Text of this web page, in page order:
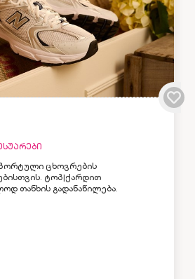
ცხოვრების
ტოპ|ქარდით
თანხის გადანაწილება.